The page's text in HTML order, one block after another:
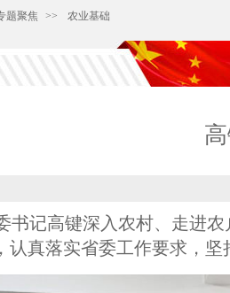
题聚焦 >> 农业基础
书记高键深入农村、走进
认真落实省委工作要求，